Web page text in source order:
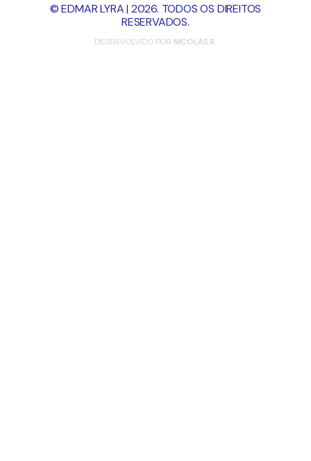
© EDMAR LYRA | 2026. TODOS OS DIREITOS
RESERVADOS.
DESENVOLVIDO POR NICOLAS R.